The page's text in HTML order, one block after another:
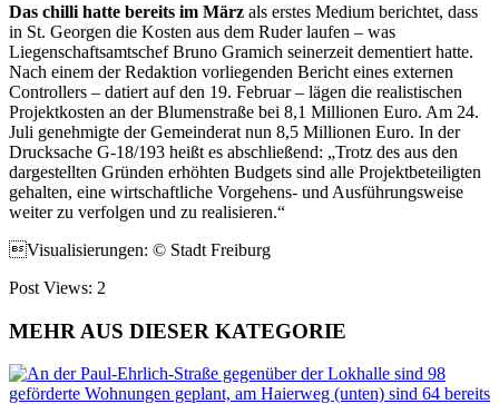
Das chilli hatte bereits im März als erstes Medium berichtet, dass
in St. Georgen die Kosten aus dem Ruder laufen – was
Liegenschaftsamtschef Bruno Gramich seinerzeit dementiert hatte.
Nach einem der Redaktion vorliegenden Bericht eines externen
Controllers – datiert auf den 19. Februar – lägen die realistischen
Projektkosten an der Blumenstraße bei 8,1 Millionen Euro. Am 24.
Juli genehmigte der Gemeinderat nun 8,5 Millionen Euro. In der
Drucksache G-18/193 heißt es abschließend: „Trotz des aus den
dargestellten Gründen erhöhten Budgets sind alle Projektbeteiligten
gehalten, eine wirtschaftliche Vorgehens- und Ausführungsweise
weiter zu verfolgen und zu realisieren.“
Visualisierungen: © Stadt Freiburg
Post Views: 2
MEHR AUS DIESER KATEGORIE